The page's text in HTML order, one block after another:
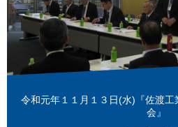
令和元年１１月１３日(水)『佐渡
会』